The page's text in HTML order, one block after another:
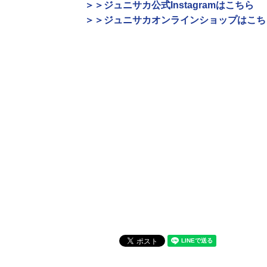
＞＞ジュニサカ公式Instagramはこちら
＞＞ジュニサカオンラインショップはこ